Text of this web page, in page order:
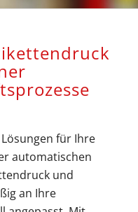
für Ihre
automatischen
und
an Ihre